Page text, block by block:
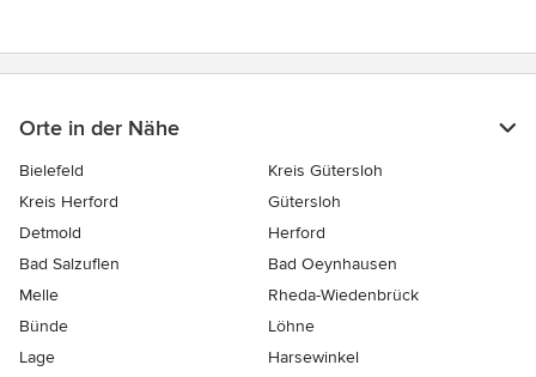
Orte in der Nähe
Bielefeld
Kreis Gütersloh
Kreis Herford
Gütersloh
Detmold
Herford
Bad Salzuflen
Bad Oeynhausen
Melle
Rheda-Wiedenbrück
Bünde
Löhne
Lage
Harsewinkel